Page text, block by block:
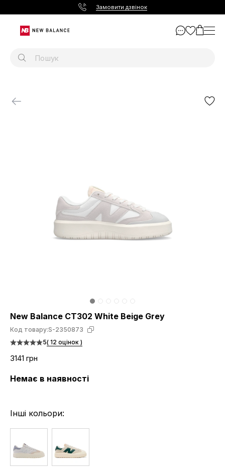
Замовити дзвінок
New Balance CT302 White Beige Grey
Код товару:S-2350873
5( 12 оцінок )
3141 грн
Немає в наявності
Інші кольори: